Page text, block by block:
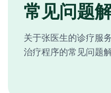
常见问题
关于张医生的诊疗服
治疗程序的常见问题解